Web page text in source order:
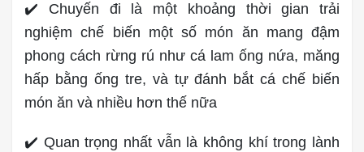
✔️ Chuyến đi là một khoảng thời gian trải
nghiệm chế biến một số món ăn mang đậm
phong cách rừng rú như cá lam ống nứa, măng
hấp bằng ống tre, và tự đánh bắt cá chế biến
món ăn và nhiều hơn thế nữa
✔️ Quan trọng nhất vẫn là không khí trong lành